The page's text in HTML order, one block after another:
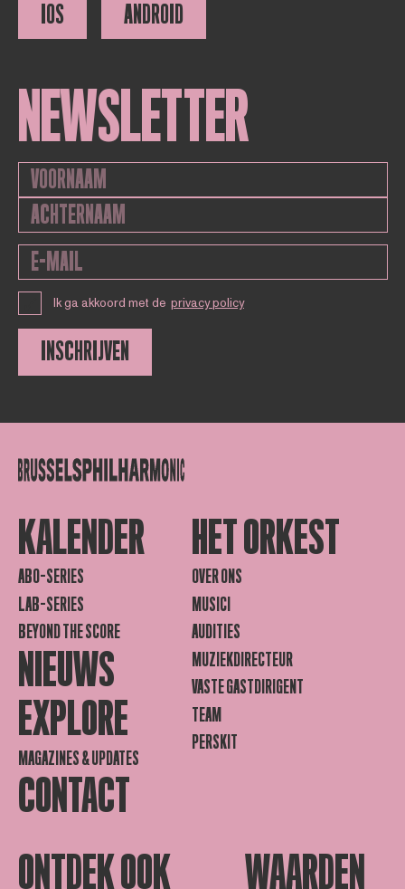
IOS ANDROID
NEWSLETTER
Ik ga akkoord met de privacy policy
INSCHRIJVEN
KALENDER
ABO-SERIES
LAB-SERIES
BEYOND THE SCORE
NIEUWS
EXPLORE
MAGAZINES & UPDATES
CONTACT
HET ORKEST
OVER ONS
MUSICI
AUDITIES
MUZIEKDIRECTEUR
VASTE GASTDIRIGENT
TEAM
PERSKIT
ONTDEK OOK WAARDEN